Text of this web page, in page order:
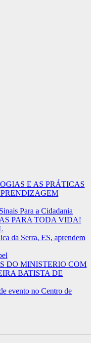
E AS PRÁTICAS
Para a Cidadania
PARA TODA VIDA!
da Serra, ES, aprendem
DO MINISTERIO COM
BATISTA DE
evento no Centro de